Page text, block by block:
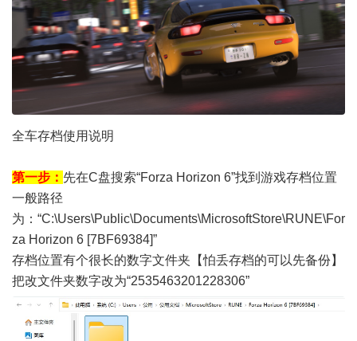
全车存档使用说明
第一步： 先在C盘搜索“Forza Horizon 6”找到游戏存档位置
一般路径
为：“C:\Users\Public\Documents\MicrosoftStore\RUNE\For
za Horizon 6 [7BF69384]”
存档位置有个很长的数字文件夹【怕丢存档的可以先备份】
把改文件夹数字改为“2535463201228306”